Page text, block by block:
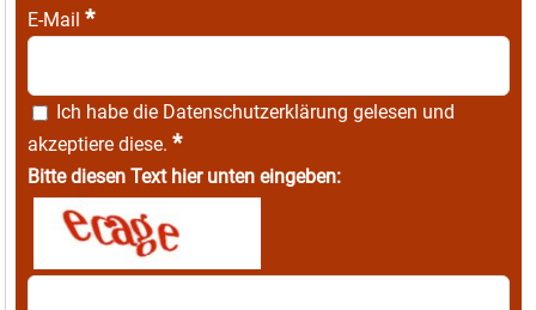
E-Mail *
Ich habe die Datenschutzerklärung gelesen und
akzeptiere diese. *
Bitte diesen Text hier unten eingeben: